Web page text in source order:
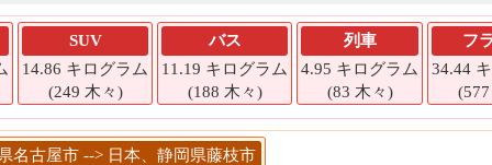
SUV
14.86 キログラム
(249 木々)
バス
11.19 キログラム
(188 木々)
列車
4.95 キログラム
(83 木々)
フ
34.44
名古屋市 --> 日本、静岡県藤枝市